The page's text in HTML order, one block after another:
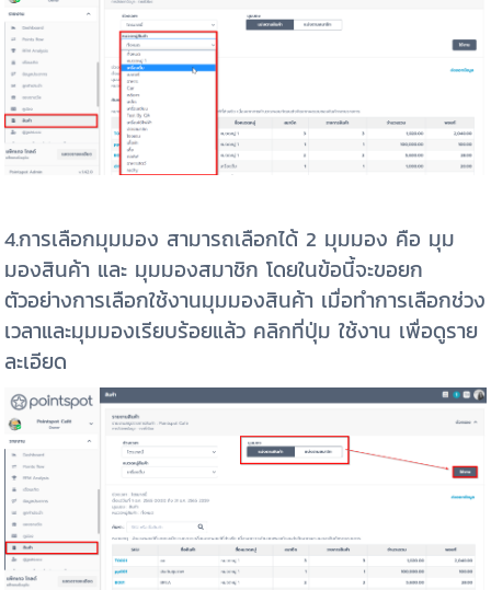
4.การเลือกมุมมอง สามารถเลือกได้ 2 มุมมอง คือ มุม
มองสินค้า และ มุมมองสมาชิก โดยในข้อนี้จะขอยก
ตัวอย่างการเลือกใช้งานมุมมองสินค้า เมื่อทำการเลือกช่วง
เวลาและมุมมองเรียบร้อยแล้ว คลิกที่ปุ่ม ใช้งาน เพื่อดูราย
ละเอียด